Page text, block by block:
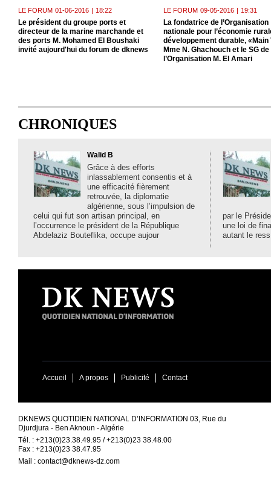
LE FORUM 01-06-2016 | 18:22
Le président du groupe ports et
directeur de la marine marchande et
des ports M. Mohamed El Boushaki
invité aujourd'hui du forum de dknews
LE FORUM 09-05-2016 | 19:31
La fondatrice de l’Organisation
nationale pour l’économie
développement durable, «Main
Mme N. Ghachouch et le SG de
l’Organisation M. El Amari
CHRONIQUES
Walid B
Grâce à des efforts
inlassablement consentis et à
une efficacité fièrement
retrouvée, la diplomatie
algérienne, sous l’impulsion de
celui qui fut son artisan principal, en
l’occurrence le président de la République
Abdelaziz Bouteflika, occupe aujour
par le
une loi de
autant le ress
Accueil A propos Publicité Contact
DKNEWS QUOTIDIEN NATIONAL D’INFORMATION 03, Rue du
Djurdjura - Ben Aknoun - Algérie
Tél. : +213(0)23.38.49.95 / +213(0)23 38.48.00
Fax : +213(0)23 38.47.95
Mail : contact@dknews-dz.com